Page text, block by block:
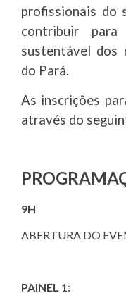
profissionais do
contribuir
sustentável dos
do Pará.
As inscrições
através do
9H
ABERTURA DO
PAINEL 1: